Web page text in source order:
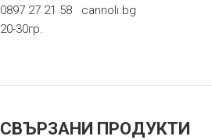
0897 27 21 58 cannoli.bg
20-30гр.
СВЪРЗАНИ ПРОДУКТИ